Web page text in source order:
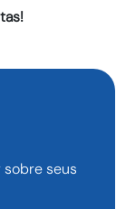
seus